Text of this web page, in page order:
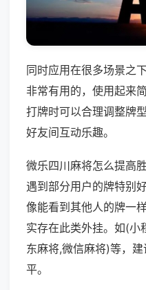
同时应用在很多场景之
非常有用的，使用起来
打牌时可以合理调整牌
好友间互动乐趣。
微乐四川麻将怎么提高
遇到部分用户的牌特别
像能看到其他人的牌一
实存在此类外挂。如(小
东麻将,微信麻将)等，
平。